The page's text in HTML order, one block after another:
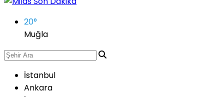
20°
Muğla
İstanbul
Ankara